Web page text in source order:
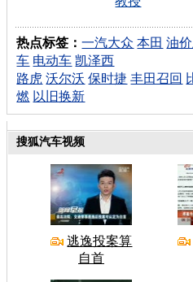
热点标签：一汽大众 本田 油
车 电动车 凯泽西
路虎 沃尔沃 保时捷 丰田召回
燃 以旧换新
搜狐汽车视频
逃逸投案算
自首